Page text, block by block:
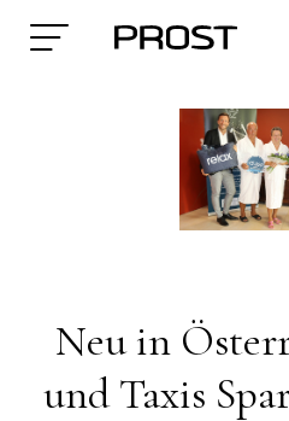
Search
Neu in
und Taxis